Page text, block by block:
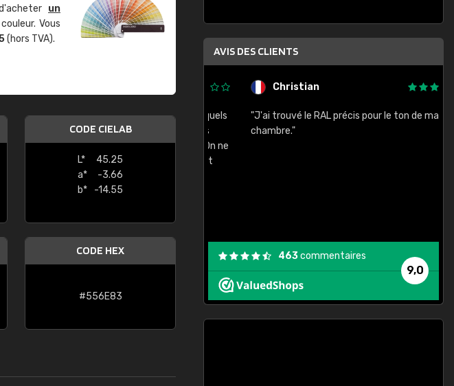
un
Vous
(hors TVA).
CODE CIELAB
L*
45.25
a*
-3.66
b*
-14.55
CODE HEX
#556E83
AVIS DES CLIENTS
site ne permet pas de voir clairement quels
les produits disponibles. Il y a plusieurs
de couleurs: Classic, Design, etc. On ne
pas qui est quoi. La livraison s'est
passé et le produit reçu me convient."
Christian
"J'ai trouvé le RAL précis pour le ton de ma
chambre."
9,0
463commentaires